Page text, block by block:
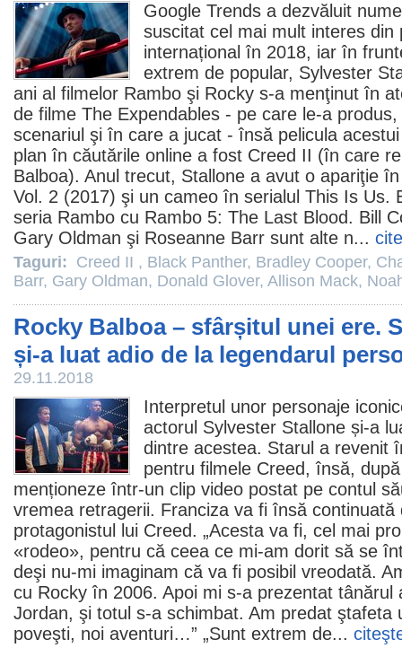
Google Trends a dezvăluit
suscitat cel mai mult interes din
internațional în 2018, iar în
extrem de popular, Sylvester
ani al filmelor Rambo şi Rocky s-a menţinut în
de filme The Expendables - pe care le-a
scenariul şi în care a jucat - însă pelicula
plan în căutările online a fost Creed II (în care
Balboa). Anul trecut, Stallone a avut o apariţie
Vol. 2 (2017) şi un cameo în serialul This Is Us.
seria Rambo cu Rambo 5: The Last Blood. Bill
Gary Oldman şi Roseanne Barr sunt alte n...
Taguri: Creed II , Black Panther, Bradley Cooper,
Barr, Gary Oldman, Donald Glover, Allison Mack,
Rocky Balboa – sfârșitul unei ere.
și-a luat adio de la legendarul
29.11.2018
Interpretul unor personaje
actorul Sylvester Stallone și-a
dintre acestea. Starul a revenit
pentru filmele Creed, însă,
menționeze într-un clip video postat pe contul
vremea retragerii. Franciza va fi însă
protagonistul lui Creed. „Acesta va fi, cel mai
«rodeo», pentru că ceea ce mi-am dorit să se
deşi nu-mi imaginam că va fi posibil vreodată.
cu Rocky în 2006. Apoi mi s-a prezentat tânărul
Jordan, şi totul s-a schimbat. Am predat ştafeta
poveşti, noi aventuri…” „Sunt extrem de...